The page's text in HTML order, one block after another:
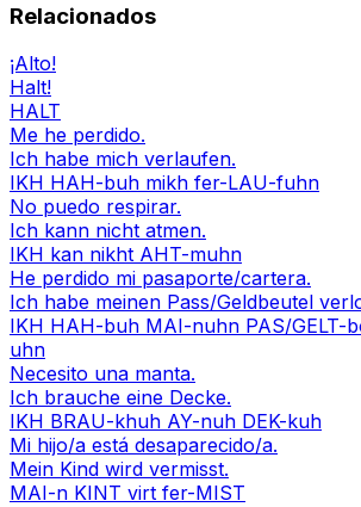
Relacionados
¡Alto!
Halt!
HALT
Me he perdido.
Ich habe mich verlaufen.
IKH HAH-buh mikh fer-LAU-fuhn
No puedo respirar.
Ich kann nicht atmen.
IKH kan nikht AHT-muhn
He perdido mi pasaporte/cartera.
Ich habe meinen Pass/Geldbeutel
IKH HAH-buh MAI-nuhn PAS/GELT-
uhn
Necesito una manta.
Ich brauche eine Decke.
IKH BRAU-khuh AY-nuh DEK-kuh
Mi hijo/a está desaparecido/a.
Mein Kind wird vermisst.
MAI-n KINT virt fer-MIST